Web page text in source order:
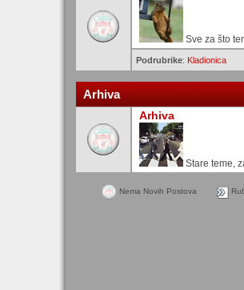
Sve za što
Podrubrike: Kladionica
Arhiva
Arhiva
Stare teme,
Nema Novih Postova